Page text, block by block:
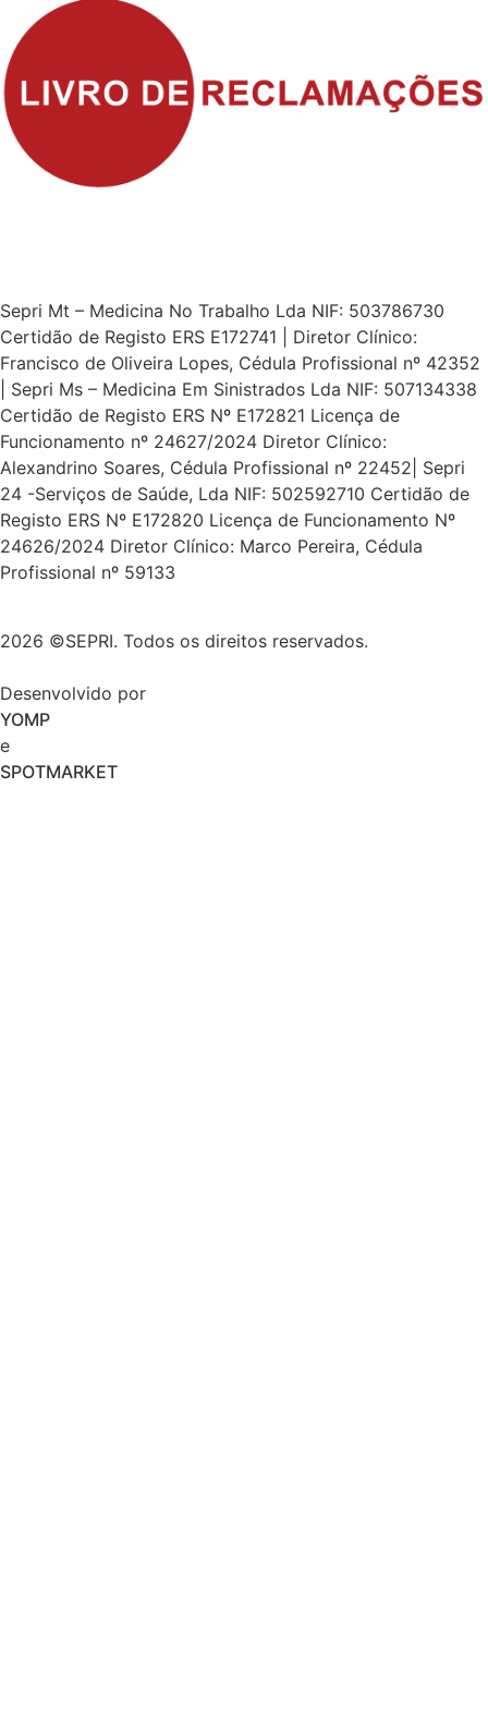
Sepri Mt – Medicina No Trabalho Lda NIF: 503786730
Certidão de Registo ERS E172741 | Diretor Clínico:
Francisco de Oliveira Lopes, Cédula Profissional nº 42352
| Sepri Ms – Medicina Em Sinistrados Lda NIF: 507134338
Certidão de Registo ERS Nº E172821 Licença de
Funcionamento nº 24627/2024 Diretor Clínico:
Alexandrino Soares, Cédula Profissional nº 22452| Sepri
24 -Serviços de Saúde, Lda NIF: 502592710 Certidão de
Registo ERS Nº E172820 Licença de Funcionamento Nº
24626/2024 Diretor Clínico: Marco Pereira, Cédula
Profissional nº 59133
2026 ©SEPRI. Todos os direitos reservados.
Desenvolvido por
YOMP
e
SPOTMARKET